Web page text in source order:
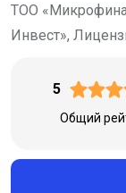
ТОО
Инвест»,
5
Общий